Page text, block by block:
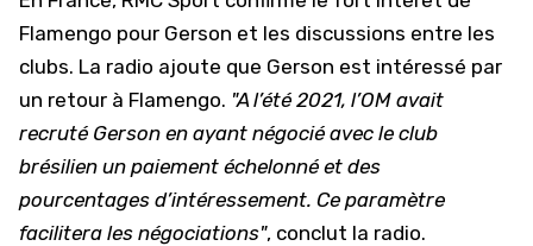
Flamengo pour Gerson et les discussions entre les
clubs. La radio ajoute que Gerson est intéressé par
un retour à Flamengo. "A l’été 2021, l’OM avait
recruté Gerson en ayant négocié avec le club
brésilien un paiement échelonné et des
pourcentages d’intéressement. Ce paramètre
facilitera les négociations", conclut la radio.